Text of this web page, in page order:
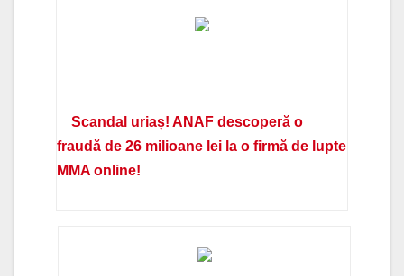
Scandal uriaș! ANAF descoperă o
fraudă de 26 milioane lei la o firmă de lupte
MMA online!